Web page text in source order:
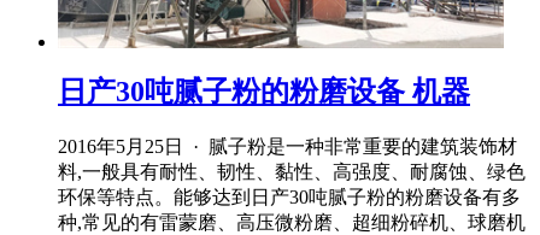
日产30吨腻子粉的粉磨设备 机器
2016年5月25日 · 腻子粉是一种非常重要的建筑装饰材
料,一般具有耐性、韧性、黏性、高强度、耐腐蚀、绿色
环保等特点。能够达到日产30吨腻子粉的粉磨设备有多
种,常见的有雷蒙磨、高压微粉磨、超细粉碎机、球磨机